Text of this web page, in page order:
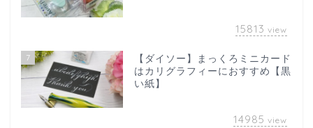
15813 view
7
【ダイソー】まっくろミニカード
はカリグラフィーにおすすめ【黒
い紙】
14985 view